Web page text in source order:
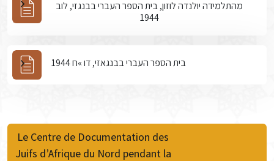
מהתלמידה יולנדה לוזון, בית הספר העברי בבנגזי, לוב
1944
בית הספר העברי בבנגאזי, דו »ח 1944
Le Centre de Documentation des
Juifs d’Afrique du Nord pendant la